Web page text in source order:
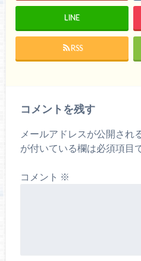
LINE
RSS
コメントを残す
メールアドレスが公開され
が付いている欄は必須項目
コメント ※